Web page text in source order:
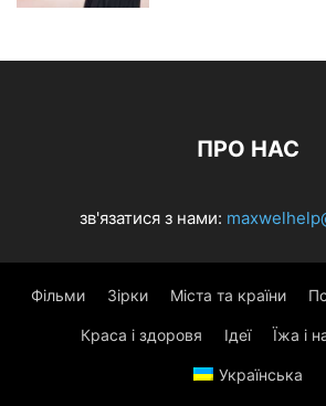
ПРО НАС
зв'язатися з нами:
Фільми Зірки Міста та країни
Краса і здоровя Ідеї Їжа і
Українська